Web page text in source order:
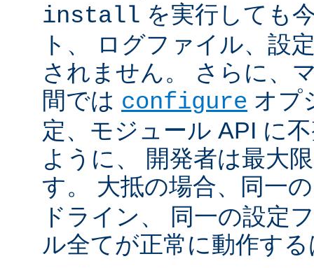
install を実行しても
ト、 ログファイル、設
されません。 さらに、
間では configure オプ
定、モジュール API に
ように、 開発者は最大
す。 大抵の場合、同一
ドライン、 同一の設定
ル全てが正常に動作す